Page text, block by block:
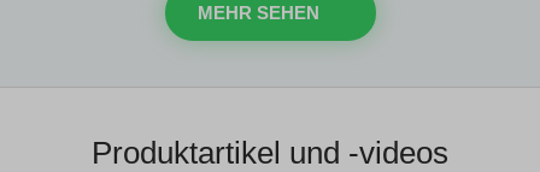
MEHR SEHEN
Produktartikel und -videos